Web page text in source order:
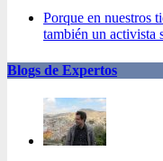
Porque en nuestros
también un activista
Blogs de Expertos